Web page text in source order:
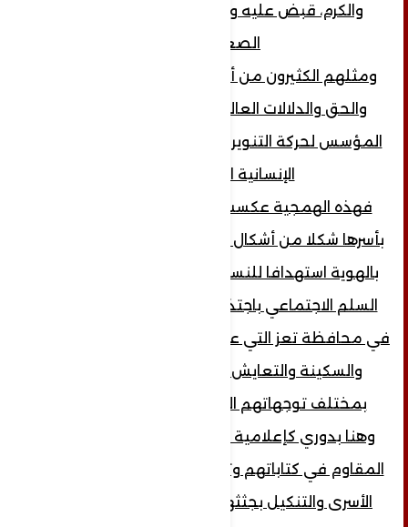
والكرم، قبض عليه وقتل في أيام الغيبة
الصغرى.
ومثلهم الكثيرون من أصحاب الكلمة والشرف
والحق والدلالات العالية من الفكر العميق
المؤسس لحركة التنوير الفكري المحرك للدولة
الإنسانية الإسلامية.
فهذه الهمجية عكست في استهداف عائلة
بأسرها شكلا من أشكال الإبادة الجماعية والقتل
بالهوية استهدافا للنسيج المجتمعي وتهديد
السلم الاجتماعي باجتذابه إلى أتون الصراعات
في محافظة تعز التي عاشت سنينا من الاستقرار
والسكينة والتعايش السلمي بين سكانها
بمختلف توجهاتهم المذهبية والسياسية.
وهنا بدوري كإعلامية الى الموقف الإعلامي
المقاوم في كتاباتهم وتغريداتهم إلى أن سحل
الأسرى والتنكيل بجثثهم بعد قتلهم انتهاك